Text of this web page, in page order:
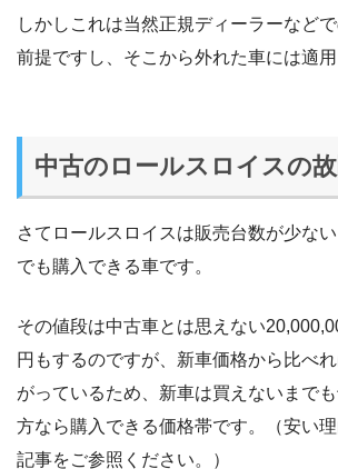
しかしこれは当然正規ディーラーなど
前提ですし、そこから外れた車には適用
中古のロールスロイスの
さてロールスロイスは販売台数が少な
でも購入できる車です。
その値段は中古車とは思えない
円もするのですが、新車価格から比べ
がっているため、新車は買えないまで
方なら購入できる価格帯です。（安い
記事をご参照ください。）